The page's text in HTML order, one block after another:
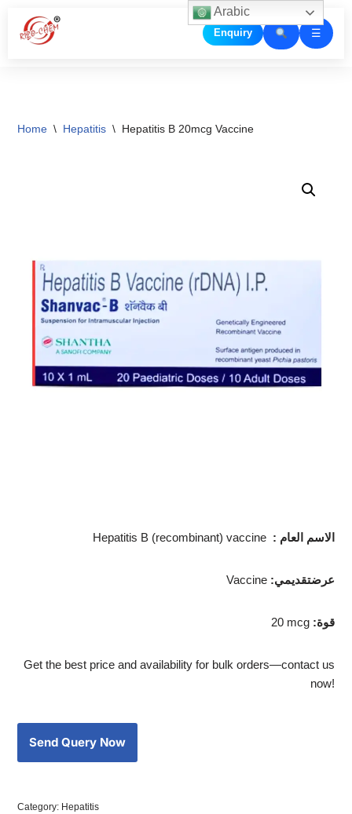
Skip
Enquiry ☰
Home \ Hepatitis \ Hepatitis B 20mcg Vaccine
Hepatitis B (recombinant) vaccine : الاسم العام
Vaccine :عرضتقديمي
20 mcg :قوة
Get the best price and availability for bulk orders—contact us
now!
Category: Hepatitis
Arabic